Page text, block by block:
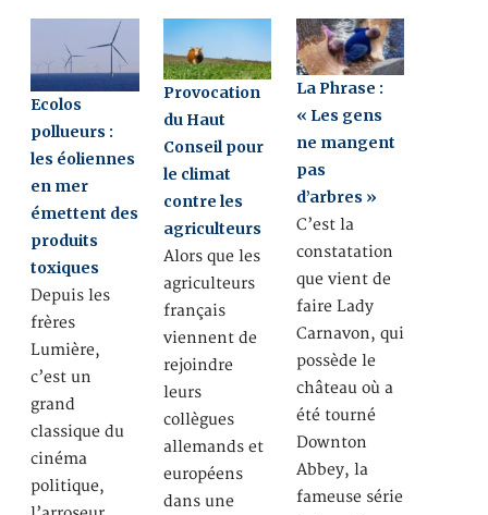
Ecolos
pollueurs :
les éoliennes
en mer
émettent des
produits
toxiques
Depuis les
frères
Lumière,
c’est un
grand
classique du
cinéma
politique,
Provocation
du Haut
Conseil pour
le climat
contre les
agriculteurs
Alors que les
agriculteurs
français
viennent de
rejoindre
leurs
collègues
allemands et
européens
dans une
La Phrase :
« Les gens
ne mangent
pas
d’arbres »
C’est la
constatation
que vient de
faire Lady
Carnavon, qui
possède le
château où a
été tourné
Downton
Abbey, la
fameuse série